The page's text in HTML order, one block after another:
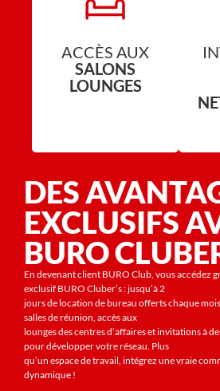
ACCÈS AUX
SALONS
LOUNGES
DES
EXCLUSIFS
BURO
En devenant client BURO Club, vous accédez
exclusif BURO Cluber’s : jusqu’à 2
jours de location de bureau offerts chaque
salles de réunion, accès aux
lounges des centres d’affaires et invitations à
pour développer votre réseau. Plus
qu’un espace de travail, intégrez une vraie
dynamique !